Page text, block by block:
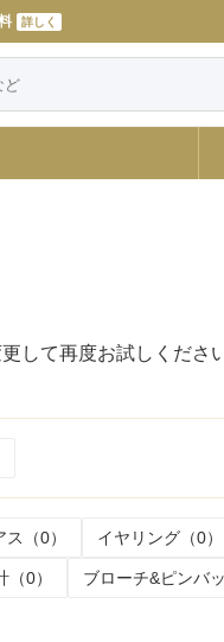
詳しく
して再度お試しくださ
ス（0） イヤリング（0）
0） ブローチ&ピンバ